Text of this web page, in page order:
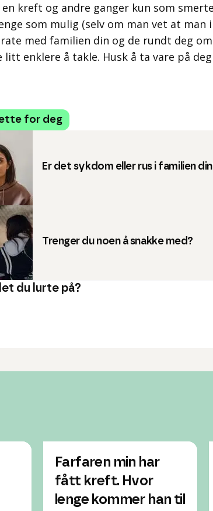
kreft og andre ganger kun som
som mulig (selv om man vet at man
med familien din og de rundt deg
litt enklere å takle. Husk å ta vare på deg
for deg
Er det sykdom eller rus i familien
Trenger du noen å snakke med?
du lurte på?
Farfaren min har
fått kreft. Hvor
lenge kommer han til